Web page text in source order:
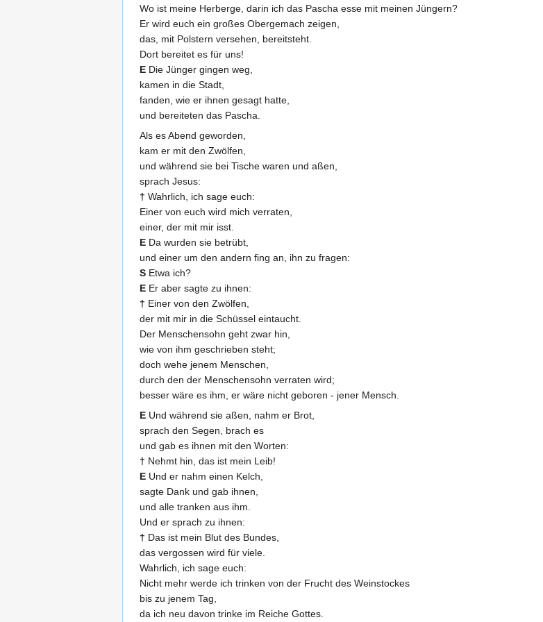
Wo ist meine Herberge, darin ich das Pascha esse mit meinen Jüngern?
Er wird euch ein großes Obergemach zeigen,
das, mit Polstern versehen, bereitsteht.
Dort bereitet es für uns!
E Die Jünger gingen weg,
kamen in die Stadt,
fanden, wie er ihnen gesagt hatte,
und bereiteten das Pascha.
Als es Abend geworden,
kam er mit den Zwölfen,
und während sie bei Tische waren und aßen,
sprach Jesus:
† Wahrlich, ich sage euch:
Einer von euch wird mich verraten,
einer, der mit mir isst.
E Da wurden sie betrübt,
und einer um den andern fing an, ihn zu fragen:
S Etwa ich?
E Er aber sagte zu ihnen:
† Einer von den Zwölfen,
der mit mir in die Schüssel eintaucht.
Der Menschensohn geht zwar hin,
wie von ihm geschrieben steht;
doch wehe jenem Menschen,
durch den der Menschensohn verraten wird;
besser wäre es ihm, er wäre nicht geboren - jener Mensch.
E Und während sie aßen, nahm er Brot,
sprach den Segen, brach es
und gab es ihnen mit den Worten:
† Nehmt hin, das ist mein Leib!
E Und er nahm einen Kelch,
sagte Dank und gab ihnen,
und alle tranken aus ihm.
Und er sprach zu ihnen:
† Das ist mein Blut des Bundes,
das vergossen wird für viele.
Wahrlich, ich sage euch:
Nicht mehr werde ich trinken von der Frucht des Weinstockes
bis zu jenem Tag,
da ich neu davon trinke im Reiche Gottes.